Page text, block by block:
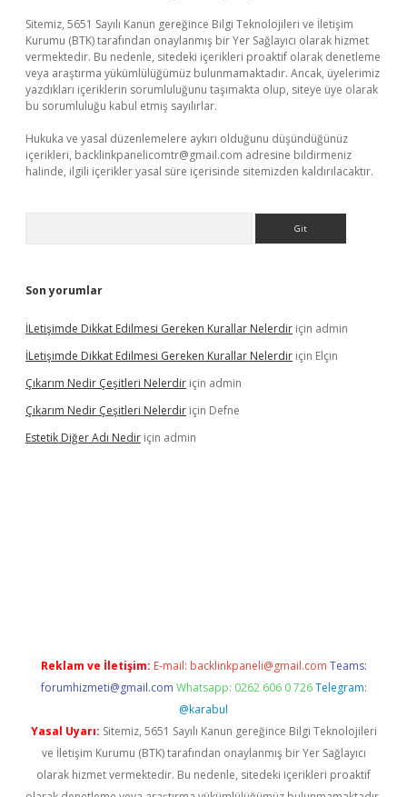
Sitemiz, 5651 Sayılı Kanun gereğince Bilgi Teknolojileri ve İletişim
Kurumu (BTK) tarafından onaylanmış bir Yer Sağlayıcı olarak hizmet
vermektedir. Bu nedenle, sitedeki içerikleri proaktif olarak denetleme
veya araştırma yükümlülüğümüz bulunmamaktadır. Ancak, üyelerimiz
yazdıkları içeriklerin sorumluluğunu taşımakta olup, siteye üye olarak
bu sorumluluğu kabul etmiş sayılırlar.
Hukuka ve yasal düzenlemelere aykırı olduğunu düşündüğünüz
içerikleri, backlinkpanelicomtr@gmail.com adresine bildirmeniz
halinde, ilgili içerikler yasal süre içerisinde sitemizden kaldırılacaktır.
Son yorumlar
İLetişimde Dikkat Edilmesi Gereken Kurallar Nelerdir için admin
İLetişimde Dikkat Edilmesi Gereken Kurallar Nelerdir için Elçin
Çıkarım Nedir Çeşitleri Nelerdir için admin
Çıkarım Nedir Çeşitleri Nelerdir için Defne
Estetik Diğer Adı Nedir için admin
Reklam ve İletişim: E-mail: backlinkpaneli@gmail.com Teams:
forumhizmeti@gmail.com Whatsapp: 0262 606 0 726 Telegram:
@karabul
Yasal Uyarı: Sitemiz, 5651 Sayılı Kanun gereğince Bilgi Teknolojileri
ve İletişim Kurumu (BTK) tarafından onaylanmış bir Yer Sağlayıcı
olarak hizmet vermektedir. Bu nedenle, sitedeki içerikleri proaktif